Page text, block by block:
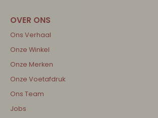
Ons Verhaal
Onze Winkel
Onze Merken
Onze Voetafdruk
Ons Team
Jobs